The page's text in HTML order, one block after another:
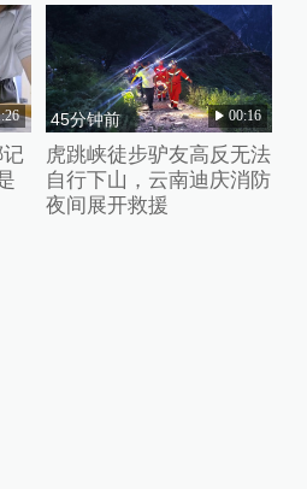
记
45分钟前 00:16
虎跳峡徒步驴友高反无法
自行下山，云南迪庆消防
夜间展开救援